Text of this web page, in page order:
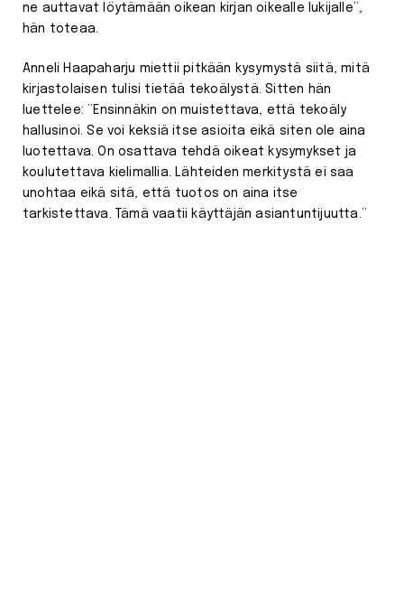
ne auttavat löytämään oikean kirjan oikealle lukijalle”,
hän toteaa.
Anneli Haapaharju miettii pitkään kysymystä siitä, mitä
kirjastolaisen tulisi tietää tekoälystä. Sitten hän
luettelee: ”Ensinnäkin on muistettava, että tekoäly
hallusinoi. Se voi keksiä itse asioita eikä siten ole aina
luotettava. On osattava tehdä oikeat kysymykset ja
koulutettava kielimallia. Lähteiden merkitystä ei saa
unohtaa eikä sitä, että tuotos on aina itse
tarkistettava. Tämä vaatii käyttäjän asiantuntijuutta.”